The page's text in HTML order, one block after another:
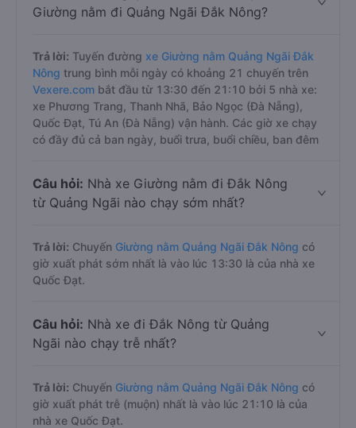
Giường nằm đi Quảng Ngãi Đắk Nông?
Trả lời: Tuyến đường xe Giường nằm Quảng Ngãi Đắk
Nông trung bình mỗi ngày có khoảng 21 chuyến trên
Vexere.com bắt đầu từ 13:30 đến 21:10 bởi 5 nhà xe:
xe Phương Trang, Thanh Nhã, Bảo Ngọc (Đà Nẵng),
Quốc Đạt, Tú An (Đà Nẵng) vận hành. Các giờ xe chạy
có đầy đủ cả ban ngày, buổi trưa, buổi chiều, ban đêm
Câu hỏi: Nhà xe Giường nằm đi Đắk Nông
từ Quảng Ngãi nào chạy sớm nhất?
Trả lời: Chuyến Giường nằm Quảng Ngãi Đắk Nông có
giờ xuất phát sớm nhất là vào lúc 13:30 là của nhà xe
Quốc Đạt.
Câu hỏi: Nhà xe đi Đắk Nông từ Quảng
Ngãi nào chạy trễ nhất?
Trả lời: Chuyến Giường nằm Quảng Ngãi Đắk Nông có
giờ xuất phát trễ (muộn) nhất là vào lúc 21:10 là của
nhà xe Quốc Đạt.